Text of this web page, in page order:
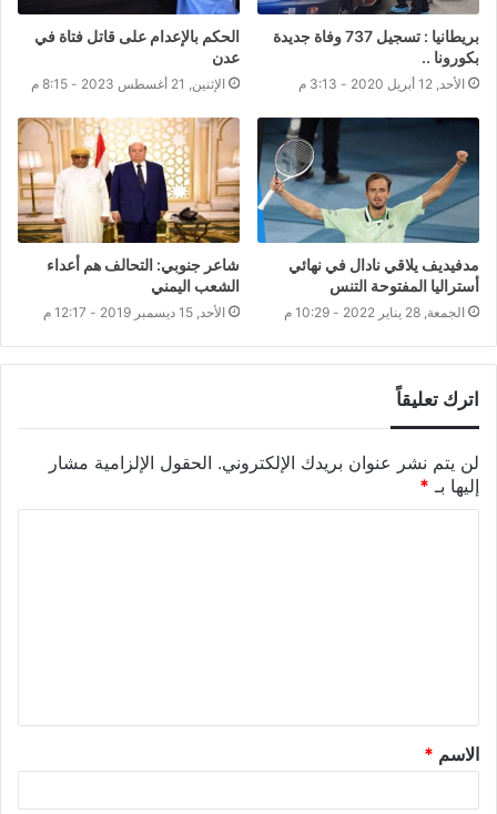
بريطانيا : تسجيل 737 وفاة جديدة
بكورونا ..
الأحد, 12 أبريل 2020 - 3:13 م
الحكم بالإعدام على قاتل فتاة في
عدن
الإثنين, 21 أغسطس 2023 - 8:15 م
مدفيديف يلاقي نادال في نهائي
أستراليا المفتوحة التنس
الجمعة, 28 يناير 2022 - 10:29 م
شاعر جنوبي: التحالف هم أعداء
الشعب اليمني
الأحد, 15 ديسمبر 2019 - 12:17 م
اترك تعليقاً
لن يتم نشر عنوان بريدك الإلكتروني. الحقول الإلزامية مشار
إليها بـ *
الاسم *